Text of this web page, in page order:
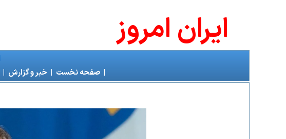
ايران امروز
| صفحه نخست | خبر و گزارش |